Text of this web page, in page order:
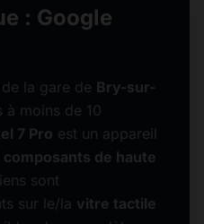
: Google
la gare de Bry-sur-
à moins de 10
7 Pro est un appareil
composants de haute
sont
sur le/la vitre tactile